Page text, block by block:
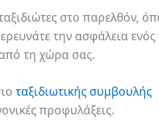
στο παρελθόν,
την ασφάλεια
τη χώρα σας.
ταξιδιωτικής συμβουλής
προφυλάξεις.